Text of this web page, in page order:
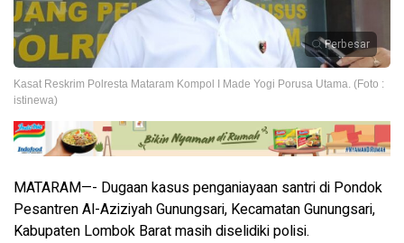
Perbesar
Kasat Reskrim Polresta Mataram Kompol I Made Yogi Porusa Utama. (Foto :
istinewa)
MATARAM—- Dugaan kasus penganiayaan santri di Pondok
Pesantren Al-Aziziyah Gunungsari, Kecamatan Gunungsari,
Kabupaten Lombok Barat masih diselidiki polisi.